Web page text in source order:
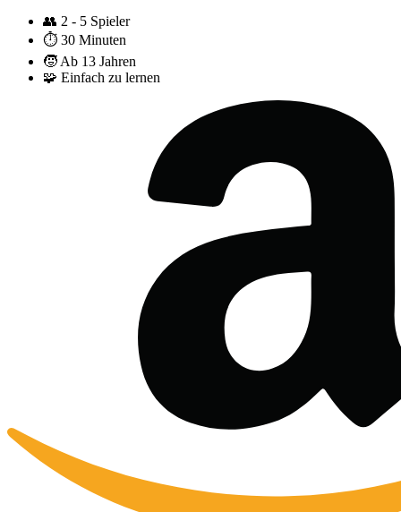
👥 2 - 5 Spieler
⏱️ 30 Minuten
🧒 Ab 13 Jahren
🧩 Einfach zu lernen